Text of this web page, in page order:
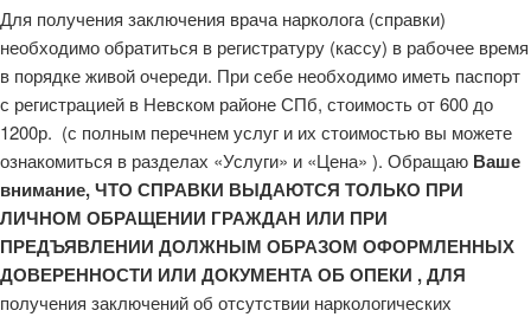
Для получения заключения врача нарколога (справки)
необходимо обратиться в регистратуру (кассу) в рабочее время
в порядке живой очереди. При себе необходимо иметь паспорт
с регистрацией в Невском районе СПб, стоимость от 600 до
1200р. (с полным перечнем услуг и их стоимостью вы можете
ознакомиться в разделах «Услуги» и «Цена» ). Обращаю Ваше
внимание, ЧТО СПРАВКИ ВЫДАЮТСЯ ТОЛЬКО ПРИ
ЛИЧНОМ ОБРАЩЕНИИ ГРАЖДАН ИЛИ ПРИ
ПРЕДЪЯВЛЕНИИ ДОЛЖНЫМ ОБРАЗОМ ОФОРМЛЕННЫХ
ДОВЕРЕННОСТИ ИЛИ ДОКУМЕНТА ОБ ОПЕКИ , ДЛЯ
получения заключений об отсутствии наркологических